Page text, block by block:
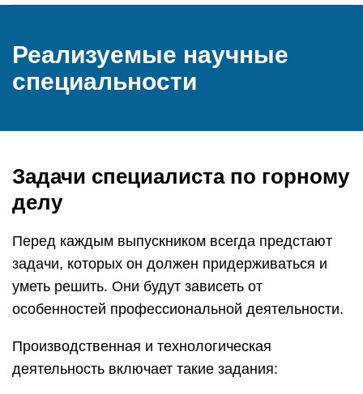
Реализуемые научные
специальности
Задачи специалиста по горному
делу
Перед каждым выпускником всегда предстают
задачи, которых он должен придерживаться и
уметь решить. Они будут зависеть от
особенностей профессиональной деятельности.
Производственная и технологическая
деятельность включает такие задания: